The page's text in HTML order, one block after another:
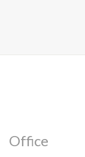
Office